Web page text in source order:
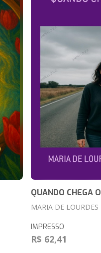
QUANDO CHEGA
MARIA DE
IMPRESSO
R$ 62,41